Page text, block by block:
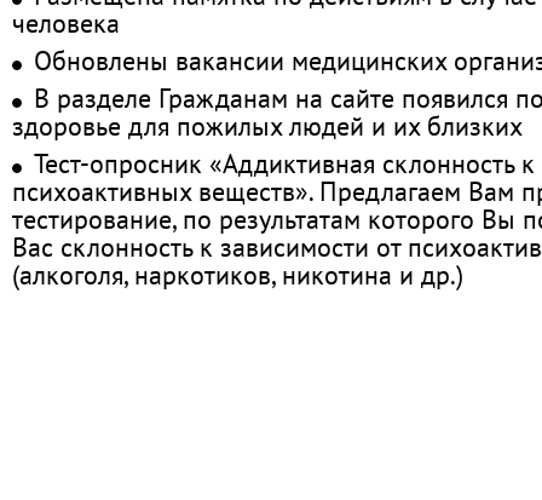
человека
Обновлены вакансии медицинских
В разделе Гражданам на сайте появился
здоровье для пожилых людей и их близких
Тест-опросник «Аддиктивная склонность
психоактивных веществ». Предлагаем Вам
тестирование, по результатам которого Вы
Вас склонность к зависимости от
(алкоголя, наркотиков, никотина и др.)